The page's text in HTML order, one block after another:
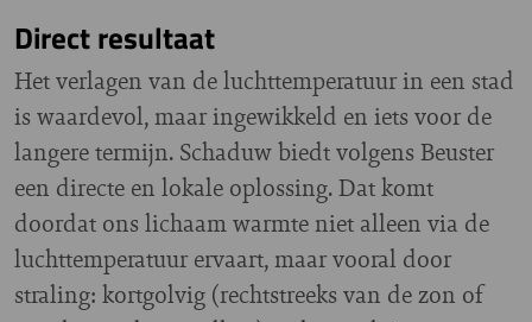
Direct resultaat
Het verlagen van de luchttemperatuur in een stad
is waardevol, maar ingewikkeld en iets voor de
langere termijn. Schaduw biedt volgens Beuster
een directe en lokale oplossing. Dat komt
doordat ons lichaam warmte niet alleen via de
luchttemperatuur ervaart, maar vooral door
straling: kortgolvig (rechtstreeks van de zon of